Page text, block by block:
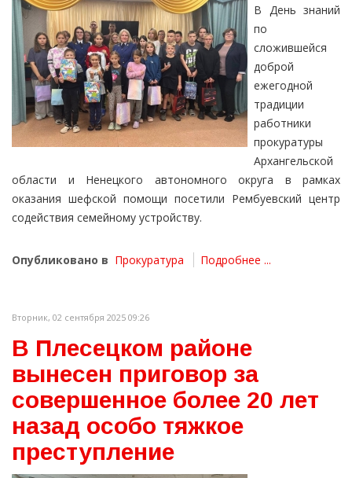
В День знаний
по
сложившейся
доброй
ежегодной
традиции
работники
прокуратуры
Архангельской
области и Ненецкого автономного округа в рамках
оказания шефской помощи посетили Рембуевский центр
содействия семейному устройству.
Опубликовано в Прокуратура Подробнее ...
Вторник, 02 сентября 2025 09:26
В Плесецком районе
вынесен приговор за
совершенное более 20 лет
назад особо тяжкое
преступление